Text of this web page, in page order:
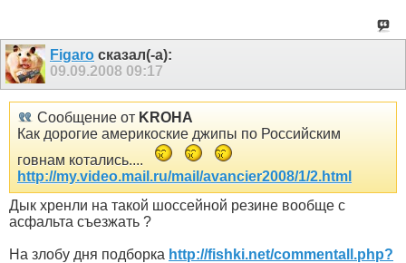
Figaro сказал(-а):
09.09.2008 09:17
Сообщение от KROHA
Как дорогие америкоские джипы по Российским
говнам котались....
http://my.video.mail.ru/mail/avancier2008/1/2.html
Дык хренли на такой шоссейной резине вообще с
асфальта съезжать ?
На злобу дня подборка http://fishki.net/commentall.php?